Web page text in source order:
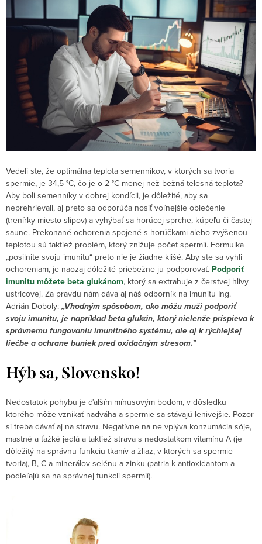
Vedeli ste, že optimálna teplota semenníkov, v ktorých sa tvoria
spermie, je 34,5 °C, čo je o 2 °C menej než bežná telesná teplota?
Aby boli semenníky v dobrej kondícii, je dôležité, aby sa
neprehrievali, aj preto sa odporúča nosiť voľnejšie oblečenie
(trenírky miesto slipov) a vyhýbať sa horúcej sprche, kúpeľu či častej
saune. Prekonané ochorenia spojené s horúčkami alebo zvýšenou
teplotou sú taktiež problém, ktorý znižuje počet spermií. Formulka
„posilnite svoju imunitu“ preto nie je žiadne klišé. Aby ste sa vyhli
ochoreniam, je naozaj dôležité priebežne ju podporovať. Podporiť
imunitu môžete beta glukánom, ktorý sa extrahuje z čerstvej hlivy
ustricovej. Za pravdu nám dáva aj náš odborník na imunitu Ing.
Adrián Doboly: „Vhodným spôsobom, ako môžu muži podporiť
svoju imunitu, je napríklad beta glukán, ktorý nielenže prispieva k
správnemu fungovaniu imunitného systému, ale aj k rýchlejšej
liečbe a ochrane buniek pred oxidačným stresom.”
Hýb sa, Slovensko!
Nedostatok pohybu je ďalším mínusovým bodom, v dôsledku
ktorého môže vznikať nadváha a spermie sa stávajú lenivejšie. Pozor
si treba dávať aj na stravu. Negatívne na ne vplýva konzumácia sóje,
mastné a ťažké jedlá a taktiež strava s nedostatkom vitamínu A (je
dôležitý na správnu funkciu tkanív a žliaz, v ktorých sa spermie
tvoria), B, C a minerálov selénu a zinku (patria k antioxidantom a
podieľajú sa na správnej funkcii spermií).